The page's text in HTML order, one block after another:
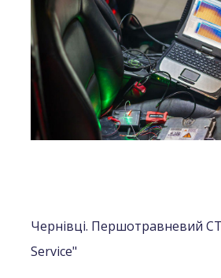
Чернівці. Першотравневий
Service"